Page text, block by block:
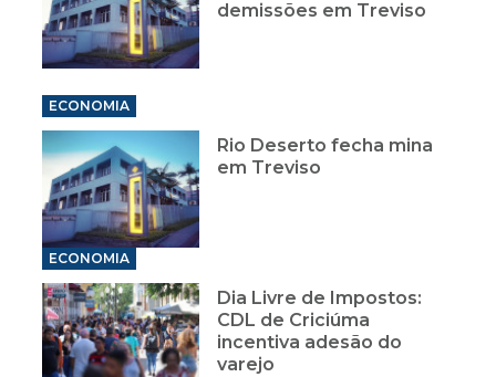
demissões em Treviso
ECONOMIA
Rio Deserto fecha mina
em Treviso
ECONOMIA
Dia Livre de Impostos:
CDL de Criciúma
incentiva adesão do
varejo